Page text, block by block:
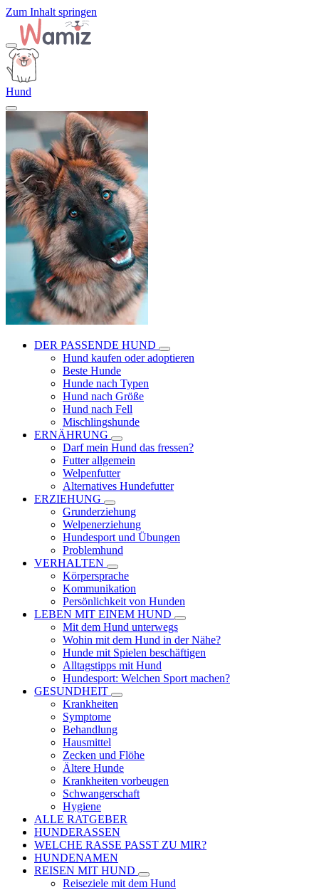
Zum Inhalt springen
Hund
DER PASSENDE HUND
Hund kaufen oder adoptieren
Beste Hunde
Hunde nach Typen
Hund nach Größe
Hund nach Fell
Mischlingshunde
ERNÄHRUNG
Darf mein Hund das fressen?
Futter allgemein
Welpenfutter
Alternatives Hundefutter
ERZIEHUNG
Grunderziehung
Welpenerziehung
Hundesport und Übungen
Problemhund
VERHALTEN
Körpersprache
Kommunikation
Persönlichkeit von Hunden
LEBEN MIT EINEM HUND
Mit dem Hund unterwegs
Wohin mit dem Hund in der Nähe?
Hunde mit Spielen beschäftigen
Alltagstipps mit Hund
Hundesport: Welchen Sport machen?
GESUNDHEIT
Krankheiten
Symptome
Behandlung
Hausmittel
Zecken und Flöhe
Ältere Hunde
Krankheiten vorbeugen
Schwangerschaft
Hygiene
ALLE RATGEBER
HUNDERASSEN
WELCHE RASSE PASST ZU MIR?
HUNDENAMEN
REISEN MIT HUND
Reiseziele mit dem Hund